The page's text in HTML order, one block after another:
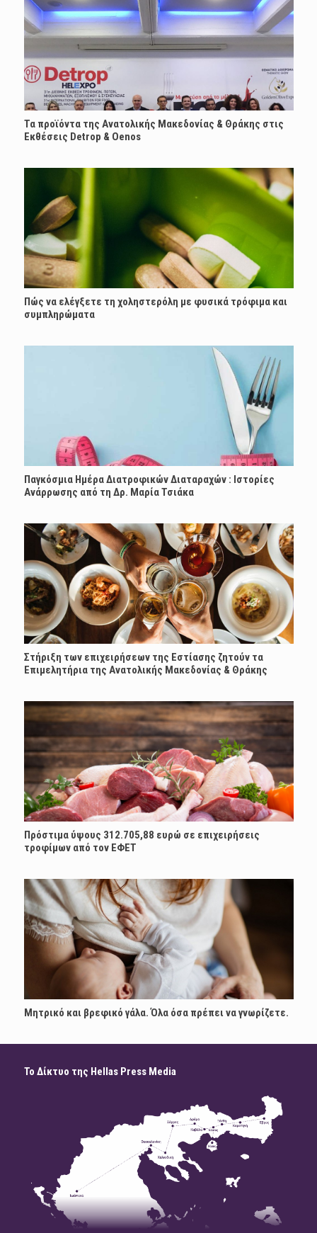
Τα προϊόντα της Ανατολικής Μακεδονίας & Θράκης στις
Εκθέσεις Detrop & Oenos
Πώς να ελέγξετε τη χοληστερόλη με φυσικά τρόφιμα και
συμπληρώματα
Παγκόσμια Ημέρα Διατροφικών Διαταραχών : Ιστορίες
Ανάρρωσης από τη Δρ. Μαρία Τσιάκα
Στήριξη των επιχειρήσεων της Εστίασης ζητούν τα
Επιμελητήρια της Ανατολικής Μακεδονίας & Θράκης
Πρόστιμα ύψους 312.705,88 ευρώ σε επιχειρήσεις
τροφίμων από τον ΕΦΕΤ
Μητρικό και βρεφικό γάλα. Όλα όσα πρέπει να γνωρίζετε.
Το Δίκτυο της Hellas Press Media